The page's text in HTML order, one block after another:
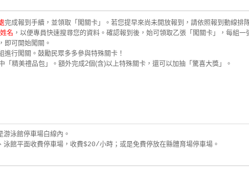
完成報到手續，並領取「闖關卡」。若您提早來尚未開放報到，請依照報到動線排
名 ，以便專員快速搜尋您的資料。確認報到後，始可領取乙張「闖關卡」，每組一
即可開始闖關。
進行闖關。鼓勵民眾多多參與特殊關卡！
「精美禮品包」。額外完成2個(含)以上特殊關卡，還可以加抽「驚喜大獎」。
泳館停車場白線內。
館平面收費停車場，收費$20/小時；或是免費停放在縣體育場停車場。